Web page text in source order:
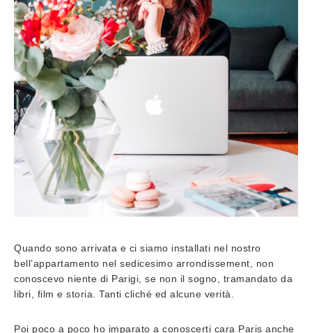
Quando sono arrivata e ci siamo installati nel nostro
bell’appartamento nel sedicesimo arrondissement, non
conoscevo niente di Parigi, se non il sogno, tramandato da
libri, film e storia. Tanti cliché ed alcune verità.
Poi poco a poco ho imparato a conoscerti cara Paris anche